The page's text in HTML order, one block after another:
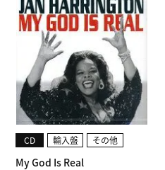
My God Is Real
CD 輸入盤 その他